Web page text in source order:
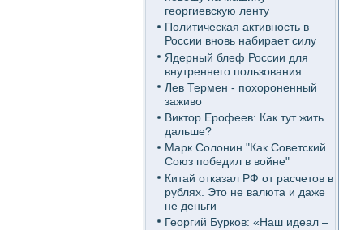
георгиевскую ленту
Политическая активность в
России вновь набирает силу
Ядерный блеф России для
внутреннего пользования
Лев Термен - похороненный
заживо
Виктор Ерофеев: Как тут жить
дальше?
Марк Солонин "Как Советский
Союз победил в войне"
Китай отказал РФ от расчетов в
рублях. Это не валюта и даже
не деньги
Георгий Бурков: «Наш идеал –